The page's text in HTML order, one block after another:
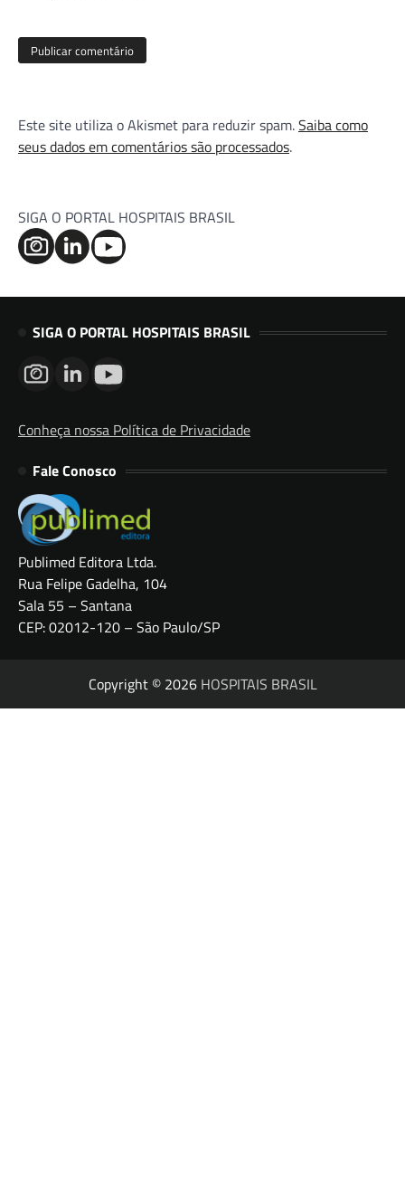
Este site utiliza o Akismet para reduzir spam.Saiba como
seus dados em comentários são processados.
SIGA O PORTAL HOSPITAIS BRASIL
SIGA O PORTAL HOSPITAIS BRASIL
Conheça nossa Política de Privacidade
Fale Conosco
Publimed Editora Ltda.
Rua Felipe Gadelha, 104
Sala 55 – Santana
CEP: 02012-120 – São Paulo/SP
Copyright © 2026 HOSPITAIS BRASIL